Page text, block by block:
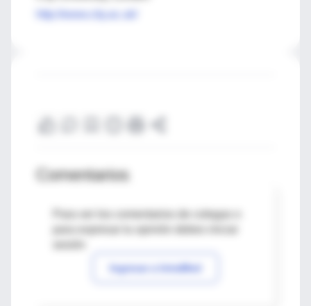
Comentarios
Para ver los comentarios de colegas o
Ingresar a IntraMed